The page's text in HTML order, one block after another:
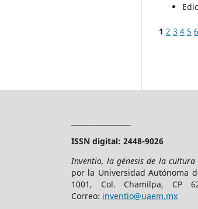
1 2 3 4 5 6
ISSN digital: 2448-9026
Inventio, la génesis de la
por la Universidad Autónoma
1001, Col. Chamilpa, CP
Correo: inventio@uaem.mx